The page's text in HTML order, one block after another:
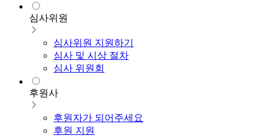
심사위원
심사위원 지원하기
심사 및 시상 절차
심사 위원회
후원사
후원자가 되어주세요
후원 지원